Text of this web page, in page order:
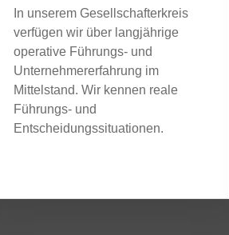
In unserem Gesellschafterkreis
verfügen wir über langjährige
operative Führungs- und
Unternehmererfahrung im
Mittelstand. Wir kennen reale
Führungs- und
Entscheidungssituationen.